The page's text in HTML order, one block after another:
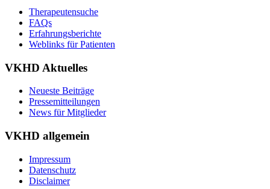
Therapeutensuche
FAQs
Erfahrungsberichte
Weblinks für Patienten
VKHD Aktuelles
Neueste Beiträge
Pressemitteilungen
News für Mitglieder
VKHD allgemein
Impressum
Datenschutz
Disclaimer